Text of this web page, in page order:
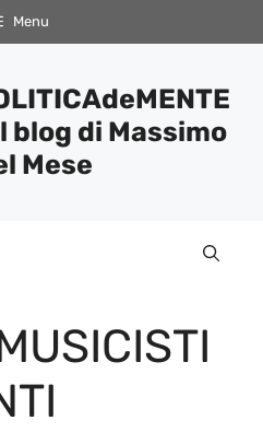
Menu
blog di Massimo
Mese